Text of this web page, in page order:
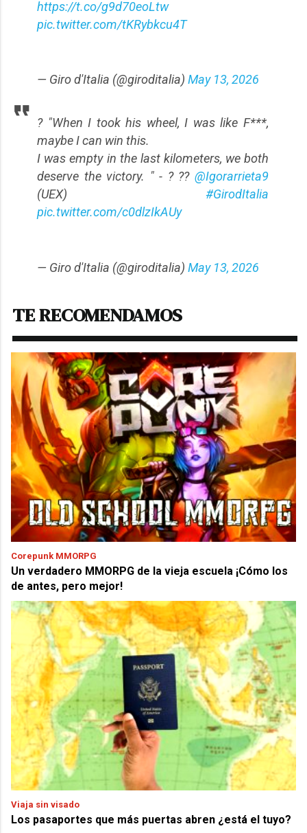
https://t.co/g9d70eoLtw
pic.twitter.com/tKRybkcu4T
— Giro d'Italia (@giroditalia)May 13, 2026
?️ "When I took his wheel, I was like F***,
maybe I can win this.
I was empty in the last kilometers, we both
deserve the victory. " - ? ?? @Igorarrieta9
(UEX) #GirodItalia
pic.twitter.com/c0dlzIkAUy
— Giro d'Italia (@giroditalia)May 13, 2026
TE RECOMENDAMOS
Corepunk MMORPG
Un verdadero MMORPG de la vieja escuela ¡Cómo los
de antes, pero mejor!
Viaja sin visado
Los pasaportes que más puertas abren ¿está el tuyo?